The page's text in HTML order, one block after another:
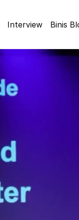
Interview Binis